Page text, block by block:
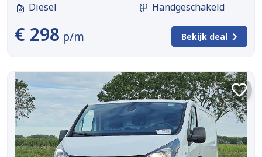
Diesel
Handgeschakeld
€ 298 p/m Bekijk deal